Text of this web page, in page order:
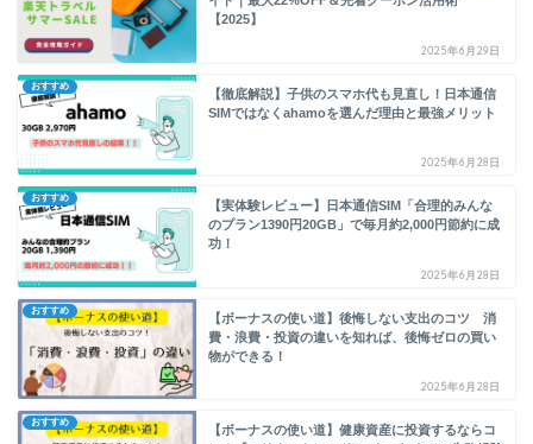
【2025】
2025年6月29日
おすすめ
【徹底解説】子供のスマホ代も見直し！日本通信
SIMではなくahamoを選んだ理由と最強メリット
2025年6月28日
おすすめ
【実体験レビュー】日本通信SIM「合理的みんな
のプラン1390円20GB」で毎月約2,000円節約に成
功！
2025年6月28日
おすすめ
【ボーナスの使い道】後悔しない支出のコツ 消
費・浪費・投資の違いを知れば、後悔ゼロの買い
物ができる！
2025年6月28日
おすすめ
【ボーナスの使い道】健康資産に投資するならコ